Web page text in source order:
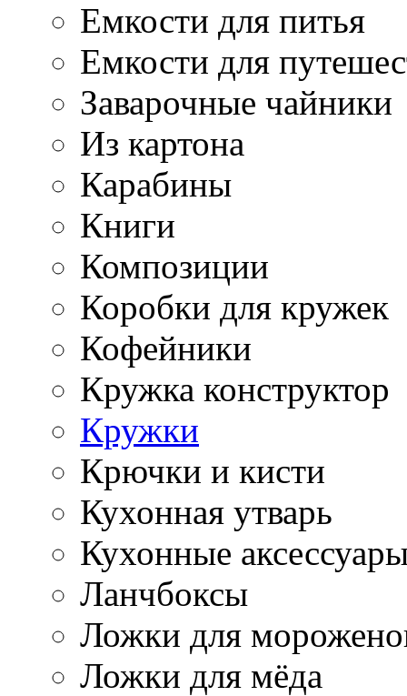
Емкости для питья
Емкости для
Заварочные чайники
Из картона
Карабины
Книги
Композиции
Коробки для кружек
Кофейники
Кружка конструктор
Кружки
Крючки и кисти
Кухонная утварь
Кухонные
Ланчбоксы
Ложки для
Ложки для мёда